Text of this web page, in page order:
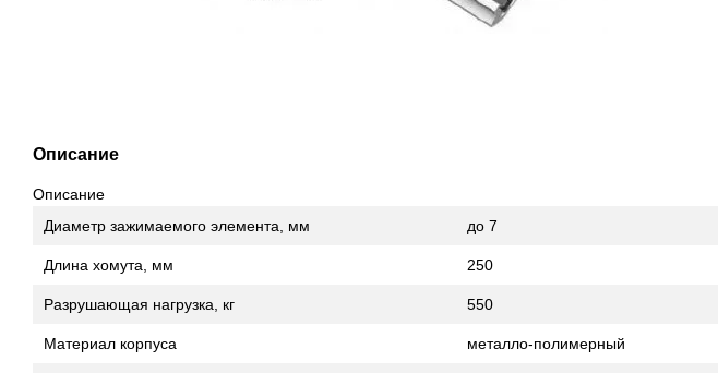
Описание
Описание
Диаметр зажимаемого элемента, мм
до 7
Длина хомута, мм 250
Разрушающая нагрузка, кг 550
Материал корпуса металло-полимерный